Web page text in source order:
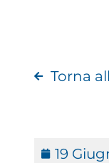
Torna
19